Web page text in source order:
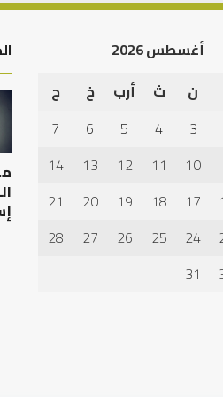
أسباب عدم استجابة
أغسطس 2026
ن ث أرب خ
ج
3
4
5
6
7
10
11
12
13
14
17
18
19
20
21
24
25
26
27
28
31